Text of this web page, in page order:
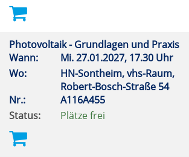
Photovoltaik - Grundlagen und Praxis
Wann:
Mi.27.01.2027, 17.30 Uhr
Wo:
HN-Sontheim, vhs-Raum,
Robert-Bosch-Straße 54
Nr.:
A116A455
Status:
Plätze frei